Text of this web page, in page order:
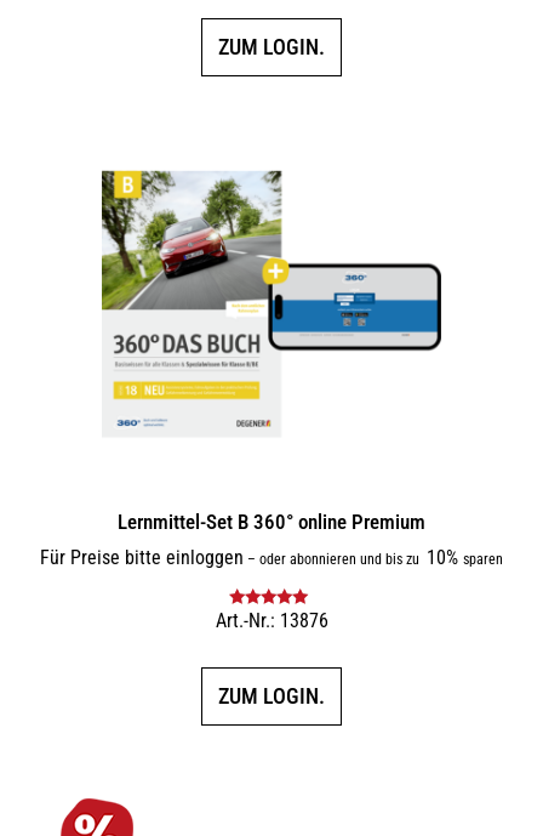
ZUM LOGIN.
Lernmittel-Set B 360° online Premium
Für Preise bitte einloggen – oder abonnieren und bis zu 10% sparen
Bewertet mit
Art.-Nr.: 13876
ZUM LOGIN.